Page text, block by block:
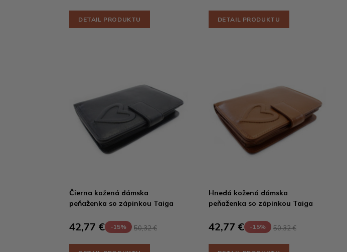
DETAIL PRODUKTU DETAIL PRODUKTU
Čierna kožená dámska
peňaženka so zápinkou Taiga
42,77 € -15% 50,32 €
Hnedá kožená dámska
peňaženka so zápinkou Taiga
42,77 € -15% 50,32 €